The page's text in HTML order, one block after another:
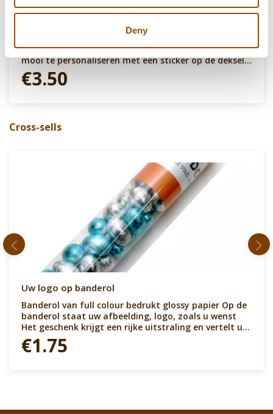
Deny
Koker gevuld met chocolade voetballetjes.
Voetballetjes gemaakt van melkchocolade. Koker is
mooi te personaliseren met een sticker op de deksel.
Breng het EK/WK voetbal onder de aandacht bij je
klanten en/of medewerkers.
€3.50
Cross-sells
Uw logo op banderol
Banderol van full colour bedrukt glossy papier Op de
banderol staat uw afbeelding, logo, zoals u wenst
Het geschenk krijgt een rijke uitstraling en vertelt uw
verhaal De banderol past rondom uw geschenk en
heeft een breedte van 5 cm
€1.75